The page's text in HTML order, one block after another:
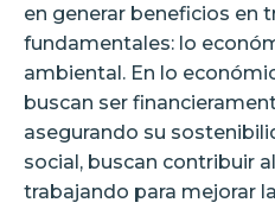
en generar beneficios en
fundamentales: lo
ambiental. En lo
buscan ser
asegurando su
social, buscan contribuir
trabajando para mejorar